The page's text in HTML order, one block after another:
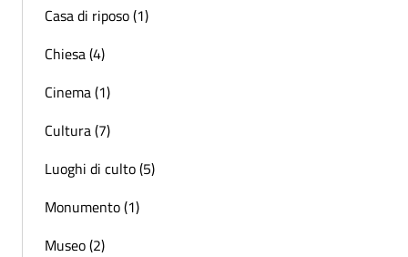
Casa di riposo (1)
Chiesa (4)
Cinema (1)
Cultura (7)
Luoghi di culto (5)
Monumento (1)
Museo (2)